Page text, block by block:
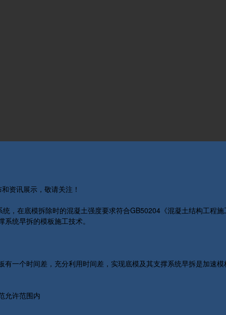
资讯展示，敬请关注！
，在底模拆除时的混凝土强度要求符合GB50204《混凝土结构工程
统早拆的模板施工技术。
一个时间差，充分利用时间差，实现底模及其支撑系统早拆是加速
允许范围内